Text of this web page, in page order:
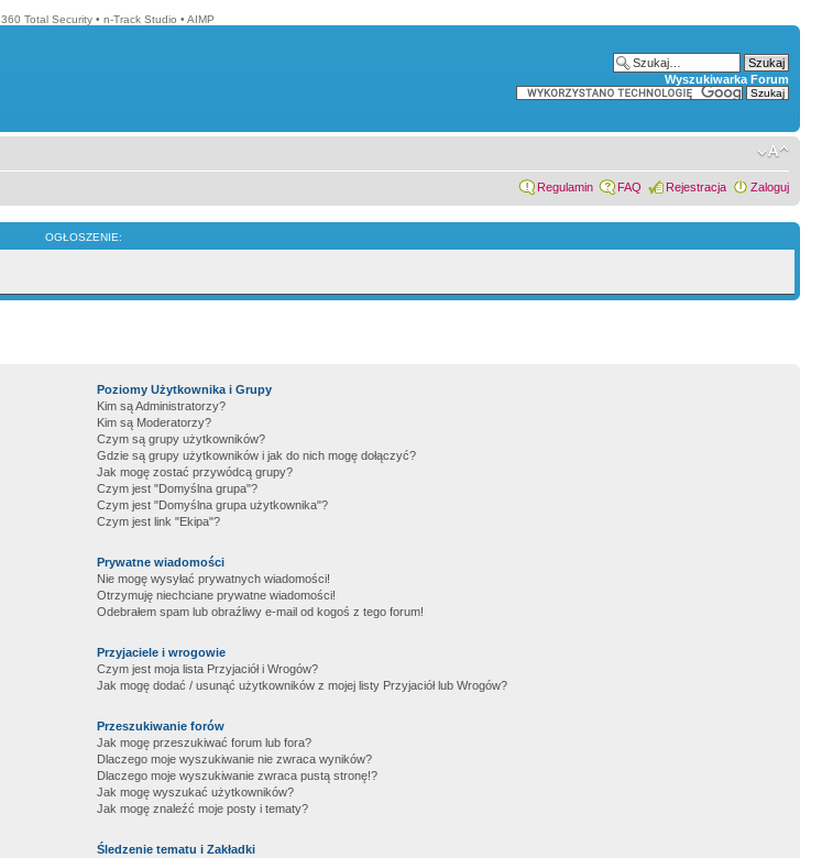
360 Total Security • n-Track Studio • AIMP
Wyszukiwarka Forum
Regulamin FAQ Rejestracja Zaloguj
OGŁOSZENIE:
Poziomy Użytkownika i Grupy
Kim są Administratorzy?
Kim są Moderatorzy?
Czym są grupy użytkowników?
Gdzie są grupy użytkowników i jak do nich mogę dołączyć?
Jak mogę zostać przywódcą grupy?
Czym jest "Domyślna grupa"?
Czym jest "Domyślna grupa użytkownika"?
Czym jest link "Ekipa"?
Prywatne wiadomości
Nie mogę wysyłać prywatnych wiadomości!
Otrzymuję niechciane prywatne wiadomości!
Odebrałem spam lub obraźliwy e-mail od kogoś z tego forum!
Przyjaciele i wrogowie
Czym jest moja lista Przyjaciół i Wrogów?
Jak mogę dodać / usunąć użytkowników z mojej listy Przyjaciół lub Wrogów?
Przeszukiwanie forów
Jak mogę przeszukiwać forum lub fora?
Dlaczego moje wyszukiwanie nie zwraca wyników?
Dlaczego moje wyszukiwanie zwraca pustą stronę!?
Jak mogę wyszukać użytkowników?
Jak mogę znaleźć moje posty i tematy?
Śledzenie tematu i Zakładki